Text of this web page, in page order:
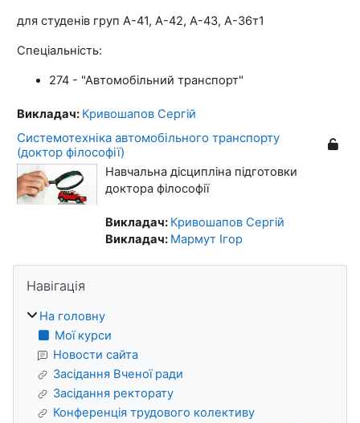
для студенів груп А-41, А-42, А-43, А-36т1
Спеціальність:
274 - "Автомобільний транспорт"
Викладач: Кривошапов Сергій
Системотехніка автомобільного транспорту
(доктор філософії)
Навчальна дісципліна підготовки
доктора філософії
Викладач: Кривошапов Сергій
Викладач: Мармут Ігор
Блоки
Навігація
На головну
Мої курси
Новости сайта
Засідання Вченої ради
Засідання ректорату
Конференція трудового колективу